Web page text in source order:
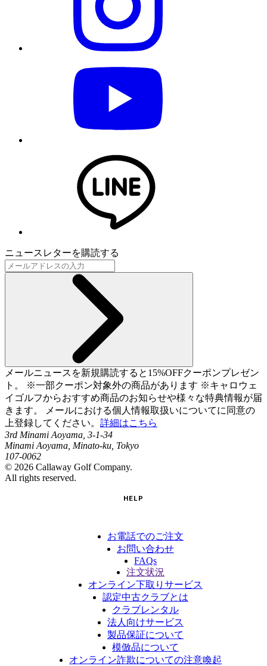
ニュースレターを購読する
メールニュースを新規購読すると15%OFFクーポンプレゼン
ト。 ※一部クーポン対象外の商品があります ※キャロウェ
イゴルフからおすすめ商品のお知らせや様々な特典情報が届
きます。 メールにおける個人情報取扱いについてに同意の
上登録してください。 詳細はこちら
3rd Minami Aoyama, 3-1-34
Minami Aoyama, Minato-ku, Tokyo
107-0062
© 2026 Callaway Golf Company.
All rights reserved.
HELP
お電話でのご注文
お問い合わせ
FAQs
注文状況
オンライン下取りサービス
認定中古クラブとは
クラブレンタル
法人向けサービス
製品保証について
模倣品について
オンライン詐欺についての注意喚起